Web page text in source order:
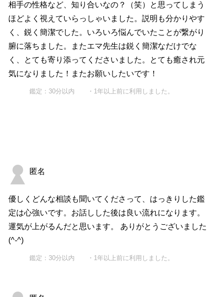
相手の性格など、知り合いなの？（笑）と思ってしまう
ほどよく視えていらっしゃいました。説明も分かりやす
く、鋭く簡潔でした。いろいろ悩んでいたことが繋がり
腑に落ちました。またエマ先生は鋭く簡潔なだけでな
く、とても寄り添ってくださいました。とても癒され元
気になりました！またお願いしたいです！
鑑定：30分以内 ・1年以上前に利用しました。
匿名
優しくどんな相談も聞いてくださって、はっきりした鑑
定は心強いです。お話しした後は良い流れになります。
運気が上がるんだと思います。 ありがとうございました
(^-^)
鑑定：30分以内 ・1年以上前に利用しました。